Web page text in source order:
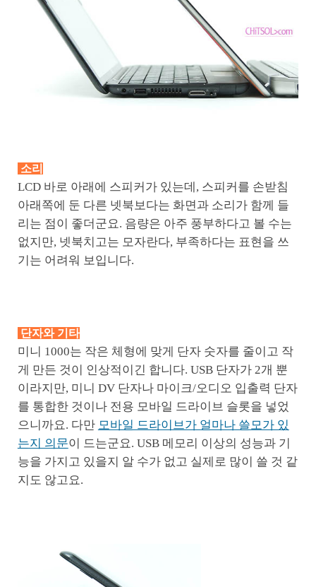
소리
LCD 바로 아래에 스피커가 있는데, 스피커를 손받침
아래쪽에 둔 다른 넷북보다는 화면과 소리가 함께 들
리는 점이 좋더군요. 음량은 아주 풍부하다고 볼 수는
없지만, 넷북치고는 모자란다, 부족하다는 표현을 쓰
기는 어려워 보입니다.
단자와 기타
미니 1000는 작은 체형에 맞게 단자 숫자를 줄이고 작
게 만든 것이 인상적이긴 합니다. USB 단자가 2개 뿐
이라지만, 미니 DV 단자나 마이크/오디오 입출력 단자
를 통합한 것이나 전용 모바일 드라이브 슬롯을 넣었
으니까요. 다만 모바일 드라이브가 얼마나 쓸모가 있
는지 의문이 드는군요. USB 메모리 이상의 성능과 기
능을 가지고 있을지 알 수가 없고 실제로 많이 쓸 것 같
지도 않고요.